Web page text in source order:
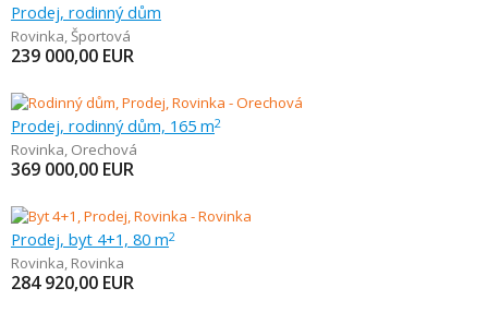
Prodej, rodinný dům
Rovinka,Športová
239 000,00 EUR
Prodej, rodinný dům, 165 m2
Rovinka, Orechová
369 000,00 EUR
Prodej, byt 4+1, 80 m2
Rovinka, Rovinka
284 920,00 EUR